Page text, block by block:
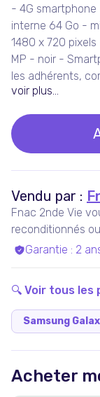
- 4G smartphone
interne 64 Go -
1480 x 720
MP - noir -
les adhérents,
voir plus...
Vendu par :
Fnac 2nde Vie
reconditionnés
prix.Garantie : 2
🔍 Voir tous les
Samsung
Acheter